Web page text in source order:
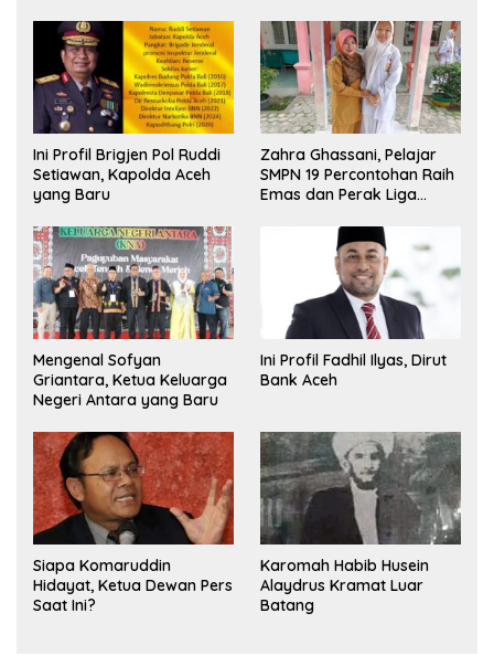
Ini Profil Brigjen Pol Ruddi
Setiawan, Kapolda Aceh
yang Baru
Zahra Ghassani, Pelajar
SMPN 19 Percontohan Raih
Emas dan Perak Liga
Mengenal Sofyan
Griantara, Ketua Keluarga
Negeri Antara yang Baru
Ini Profil Fadhil Ilyas, Dirut
Bank Aceh
Siapa Komaruddin
Hidayat, Ketua Dewan Pers
Saat Ini?
Karomah Habib Husein
Alaydrus Kramat Luar
Batang